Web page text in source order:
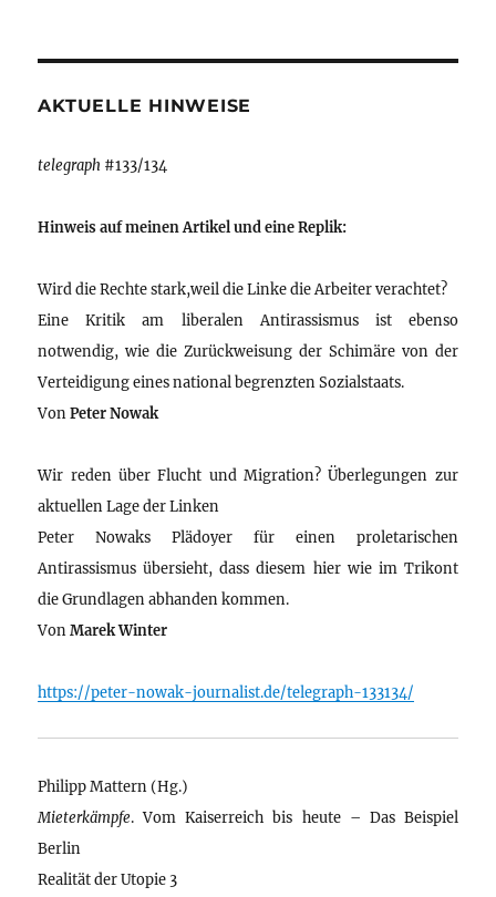
AKTUELLE HINWEISE
telegraph #133/134
Hinweis auf meinen Artikel und eine Replik:
Wird die Rechte stark,weil die Linke die Arbeiter verachtet?
Eine Kritik am liberalen Antirassismus ist ebenso
notwendig, wie die Zurückweisung der Schimäre von der
Verteidigung eines national begrenzten Sozialstaats.
VonPeter Nowak
Wir reden über Flucht und Migration? Überlegungen zur
aktuellen Lage der Linken
Peter Nowaks Plädoyer für einen proletarischen
Antirassismus übersieht, dass diesem hier wie im Trikont
die Grundlagen abhanden kommen.
VonMarek Winter
https://peter-nowak-journalist.de/telegraph-133134/
Philipp Mattern (Hg.)
Mieterkämpfe. Vom Kaiserreich bis heute – Das Beispiel
Berlin
Realität der Utopie 3